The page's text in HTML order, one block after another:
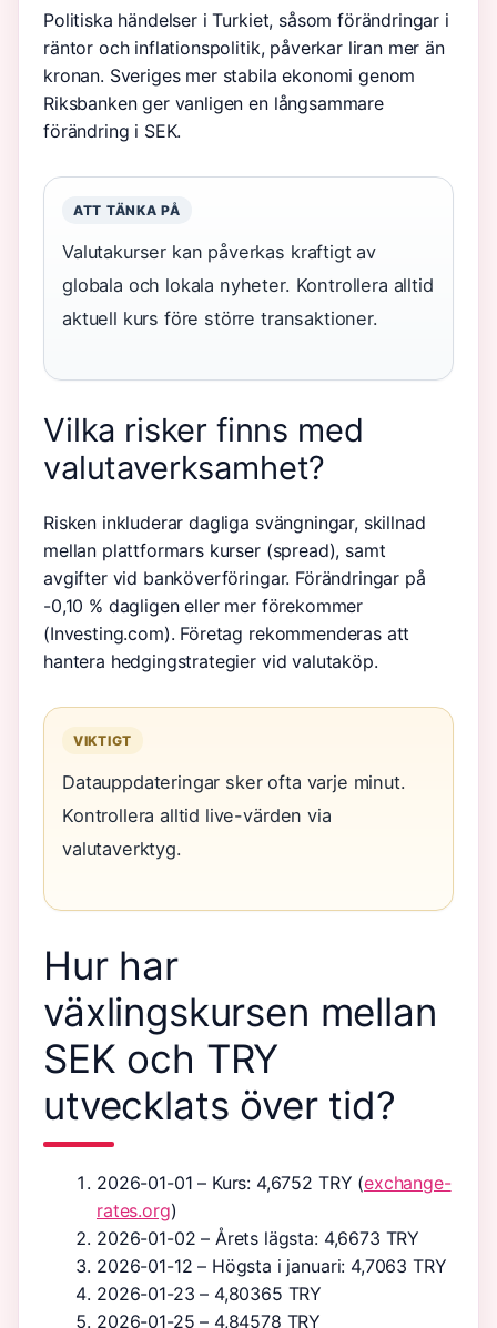
Politiska händelser i Turkiet, såsom förändringar i
räntor och inflationspolitik, påverkar liran mer än
kronan. Sveriges mer stabila ekonomi genom
Riksbanken ger vanligen en långsammare
förändring i SEK.
ATT TÄNKA PÅ
Valutakurser kan påverkas kraftigt av
globala och lokala nyheter. Kontrollera alltid
aktuell kurs före större transaktioner.
Vilka risker finns med
valutaverksamhet?
Risken inkluderar dagliga svängningar, skillnad
mellan plattformars kurser (spread), samt
avgifter vid banköverföringar. Förändringar på
-0,10 % dagligen eller mer förekommer
(Investing.com). Företag rekommenderas att
hantera hedgingstrategier vid valutaköp.
VIKTIGT
Datauppdateringar sker ofta varje minut.
Kontrollera alltid live-värden via
valutaverktyg.
Hur har
växlingskursen mellan
SEK och TRY
utvecklats över tid?
2026-01-01 – Kurs: 4,6752 TRY (exchange-
rates.org)
2026-01-02 – Årets lägsta: 4,6673 TRY
2026-01-12 – Högsta i januari: 4,7063 TRY
2026-01-23 – 4,80365 TRY
2026-01-25 – 4,84578 TRY